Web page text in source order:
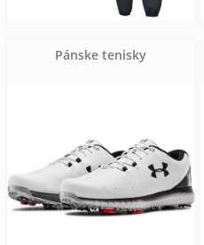
Pánske tenisky